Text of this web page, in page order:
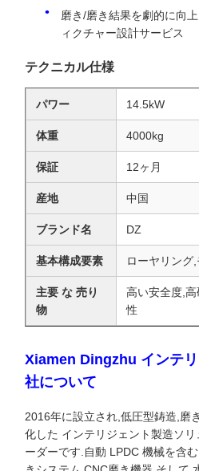
磨き/磨き結果を劇的に向
ィクチャー設計サービス
テクニカル仕様
パワー 14.5kW
体重 4000kg
保証 12ヶ月
産地 中国
ブランド名 DZ
基本構成要素 ローヤリング
主要 な 売り
物
高い安全度,
性
Xiamen Dingzhu インテ
社について
2016年に設立され,低圧型鋳造,磨
化した インテリジェント製造ソ
ーダーです.自動 LPDC 機械を含